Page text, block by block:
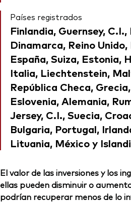
Países registrados
Finlandia, Guernsey,
Dinamarca, Reino
España, Suiza, Estonia,
Italia, Liechtenstein,
República Checa,
Eslovenia, Alemania,
Jersey, C.I., Suecia,
Bulgaria, Portugal,
Lituania, México y
El valor de las inversiones y los
ellas pueden disminuir o
podrían recuperar menos de lo